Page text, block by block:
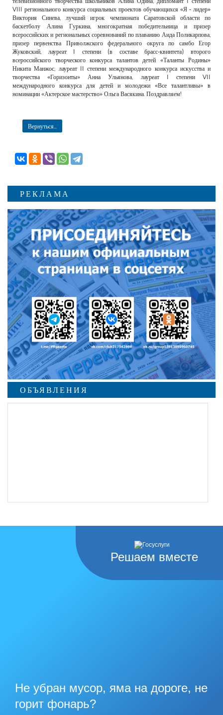
VIII регионального конкурса социальных проектов обучающихся «Я - лидер»
Виктория Синева, лучший игрок чемпионата Саратовской области по
баскетболу Алина Гуркина, многократная победительница и призер
всероссийских и региональных соревнований по плаванию Аида Поликарпова,
призер первенства Приволжского федерального округа по самбо Егор
Жуковский, лауреат I степени (в составе брасс-квинтета) второго
всероссийского творческого конкурса талантов детей «Таланты Родины»
Никита Манжос, лауреат II степени международного конкурса искусства и
творчества «Горизонты» Анна Ульянова, лауреат I степени VII
международного конкурса для детей и молодежи «Все талантливы» в
номинации «Актерское мастерство» Ольга Васякина. Поздравляем!
Вернуться...
РЕКЛАМА
ОБЪЯВЛЕНИЯ
Решаем вместе
Не убран мусор, яма на дороге, не
горит фонарь?